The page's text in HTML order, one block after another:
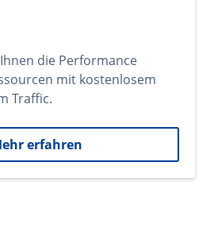
die Performance
mit kostenlosem
Traffic.
erfahren